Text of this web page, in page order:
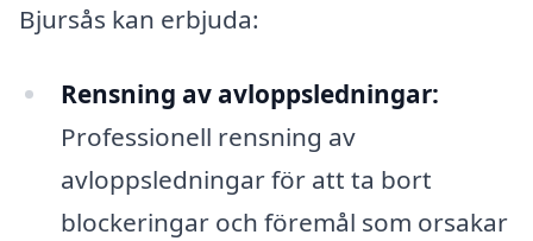
Bjursås kan erbjuda:
Rensning av avloppsledningar:
Professionell rensning av
avloppsledningar för att ta bort
blockeringar och föremål som orsakar